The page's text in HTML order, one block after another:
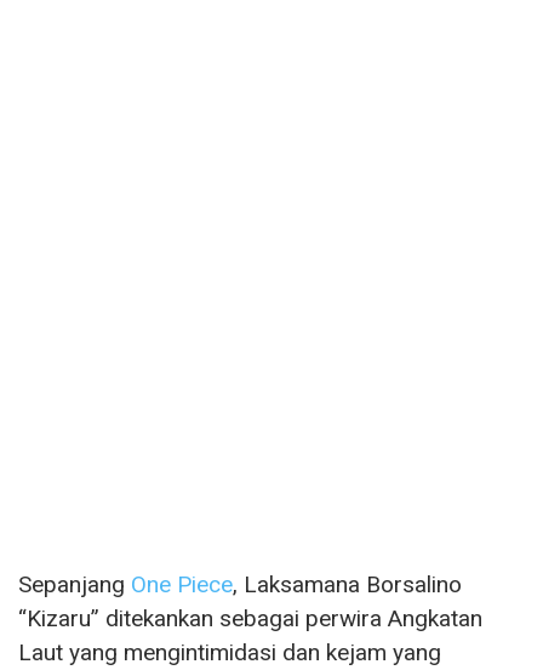
Sepanjang One Piece, Laksamana Borsalino
“Kizaru” ditekankan sebagai perwira Angkatan
Laut yang mengintimidasi dan kejam yang